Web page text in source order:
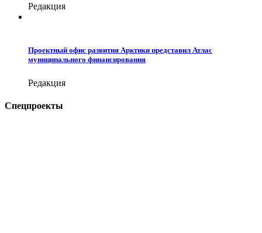
Редакция
Проектный офис развития Арктики представил Атлас
муниципального финансирования
Редакция
Спецпроекты